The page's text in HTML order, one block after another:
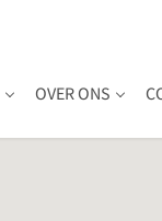
OVER ONS